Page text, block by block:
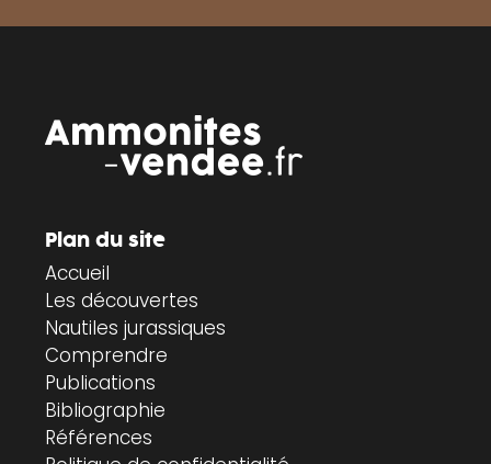
Plan du site
Accueil
Les découvertes
Nautiles jurassiques
Comprendre
Publications
Bibliographie
Références